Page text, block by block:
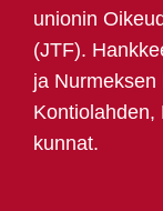
unionin
(JTF).
ja
Kontiolahden,
kunnat.